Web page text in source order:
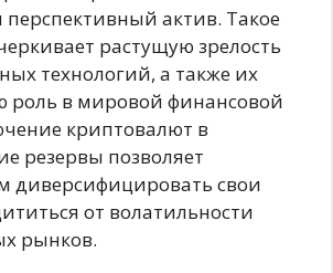
актив. Такое
растущую зрелость
технологий, а также их
роль в мировой финансовой
криптовалют в
резервы позволяет
диверсифицировать свои
от волатильности
рынков.